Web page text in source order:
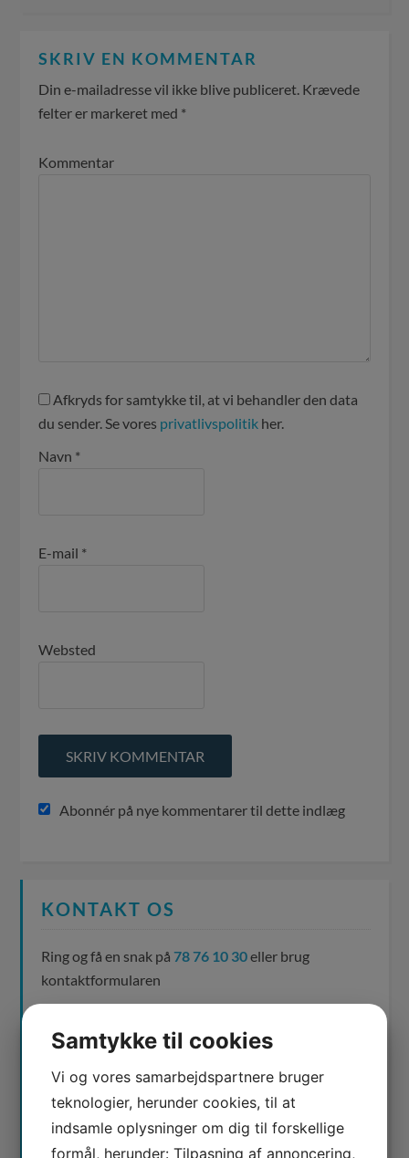
SKRIV EN KOMMENTAR
Din e-mailadresse vil ikke blive publiceret. Krævede
felter er markeret med *
Kommentar
Afkryds for samtykke til, at vi behandler den data
du sender. Se vores privatlivspolitik her.
Navn *
E-mail *
Websted
Abonnér på nye kommentarer til dette indlæg
KONTAKT OS
Ring og få en snak på78 76 10 30eller brug
kontaktformularen
Samtykke til cookies
Vi og vores samarbejdspartnere bruger
teknologier, herunder cookies, til at
indsamle oplysninger om dig til forskellige
formål, herunder: Tilpasning af annoncering,